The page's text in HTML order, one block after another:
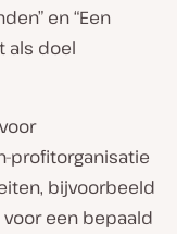
en “Een
als doel
profitorganisatie
bijvoorbeeld
een bepaald